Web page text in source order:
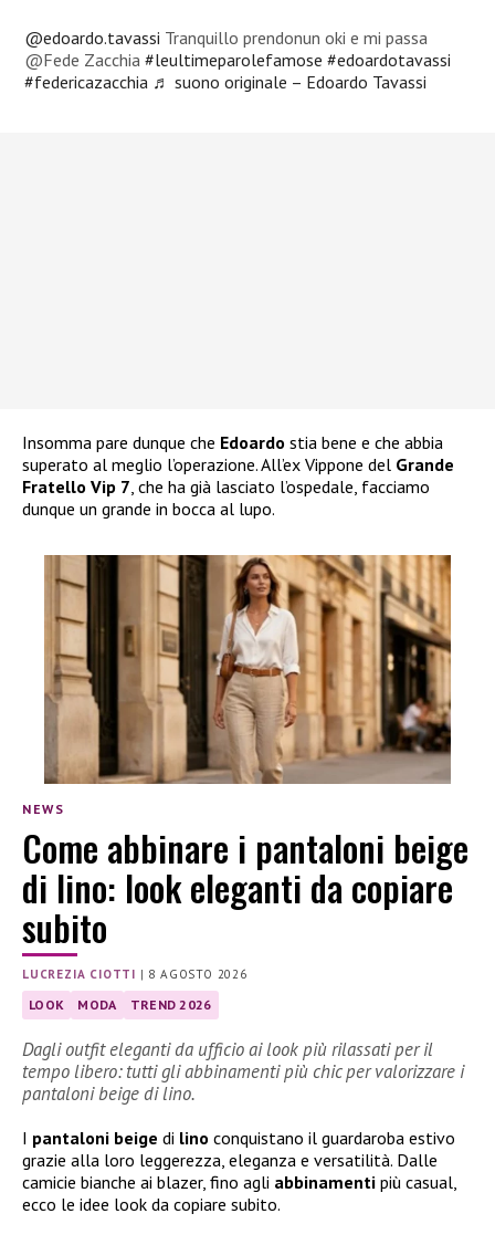
@edoardo.tavassi Tranquillo prendonun oki e mi passa
@Fede Zacchia#leultimeparolefamose #edoardotavassi
#federicazacchia ♬ suono originale – Edoardo Tavassi
Insomma pare dunque che Edoardo stia bene e che abbia
superato al meglio l’operazione. All’ex Vippone del Grande
Fratello Vip 7 , che ha già lasciato l’ospedale, facciamo
dunque un grande in bocca al lupo.
NEWS
Come abbinare i pantaloni beige
di lino: look eleganti da copiare
subito
LUCREZIA CIOTTI | 8 AGOSTO 2026
LOOK MODA TREND 2026
Dagli outfit eleganti da ufficio ai look più rilassati per il
tempo libero: tutti gli abbinamenti più chic per valorizzare i
pantaloni beige di lino.
I pantaloni beige di lino conquistano il guardaroba estivo
grazie alla loro leggerezza, eleganza e versatilità. Dalle
camicie bianche ai blazer, fino agli abbinamenti più casual,
ecco le idee look da copiare subito.